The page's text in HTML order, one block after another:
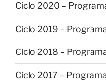
Ciclo 2020 –
Ciclo 2019 –
Ciclo 2018 –
Ciclo 2017 –